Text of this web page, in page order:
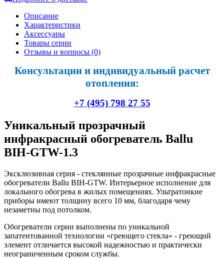
Описание
Характеристики
Аксессуары
Товары серии
Отзывы и вопросы (0)
Консультации и индивидуальный расчет
отопления:
+7 (495) 798 27 55
Уникальный прозрачный
инфракрасный обогреватель Ballu
BIH-GTW-1.3
Эксклюзивная серия - стеклянные прозрачные инфракрасные
обогреватели Ballu BIH-GTW. Интерьерное исполнение для
локального обогрева в жилых помещениях. Ультратонкие
приборы имеют толщину всего 10 мм, благодаря чему
незаметны под потолком.
Обогреватели серии выполнены по уникальной
запатентованной технологии «греющего стекла» - греющий
элемент отличается высокой надежностью и практически
неограниченным сроком службы.